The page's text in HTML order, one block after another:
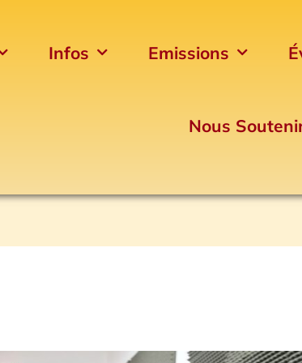
Infos Emissions
Nous